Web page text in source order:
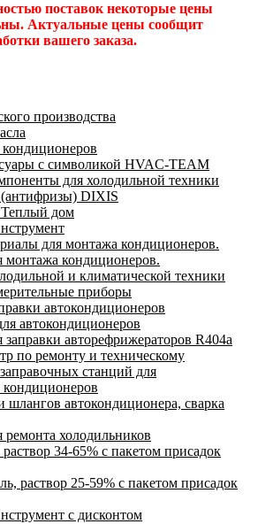
поставок некоторые цены
Актуальные цены сообщит
вашего заказа.
производства
с символикой HVAC-TEAM
для холодильной техники
DIXIS
Теплый дом
для монтажа кондиционеров.
монтажа кондиционеров.
и климатической техники
приборы
автокондиционеров
автокондиционеров
авторефрижераторов R404a
по ремонту и техническому
станций для
шлангов автокондиционера, сварка
холодильников
34-65% с пакетом присадок
раствор 25-59% с пакетом присадок
с дисконтом